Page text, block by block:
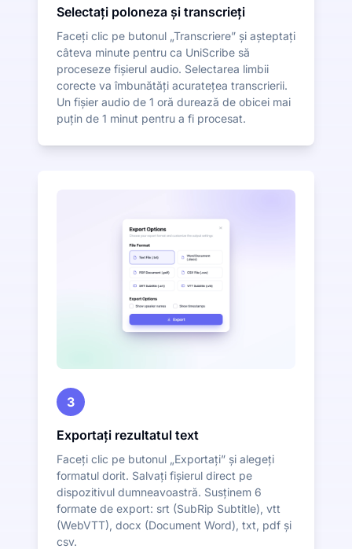
Selectați poloneza și transcrieți
Faceți clic pe butonul „Transcriere” și așteptați
câteva minute pentru ca UniScribe să
proceseze fișierul audio. Selectarea limbii
corecte va îmbunătăți acuratețea transcrierii.
Un fișier audio de 1 oră durează de obicei mai
puțin de 1 minut pentru a fi procesat.
3
Exportați rezultatul text
Faceți clic pe butonul „Exportați” și alegeți
formatul dorit. Salvați fișierul direct pe
dispozitivul dumneavoastră. Susținem 6
formate de export: srt (SubRip Subtitle), vtt
(WebVTT), docx (Document Word), txt, pdf și
csv.